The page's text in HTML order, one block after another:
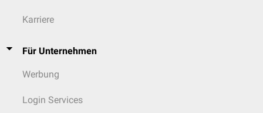
Karriere
Für Unternehmen
Werbung
Login Services